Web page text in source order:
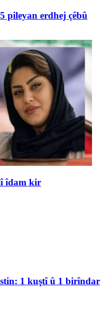
pileyan erdhej çêbû
îdam kir
1 kuştî û 1 birîndar